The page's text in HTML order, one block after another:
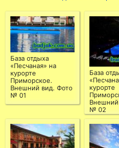
База отдыха
«Песчаная» на
курорте
Приморское.
Внешний вид. Фото
№ 01
База
курорте
№ 02